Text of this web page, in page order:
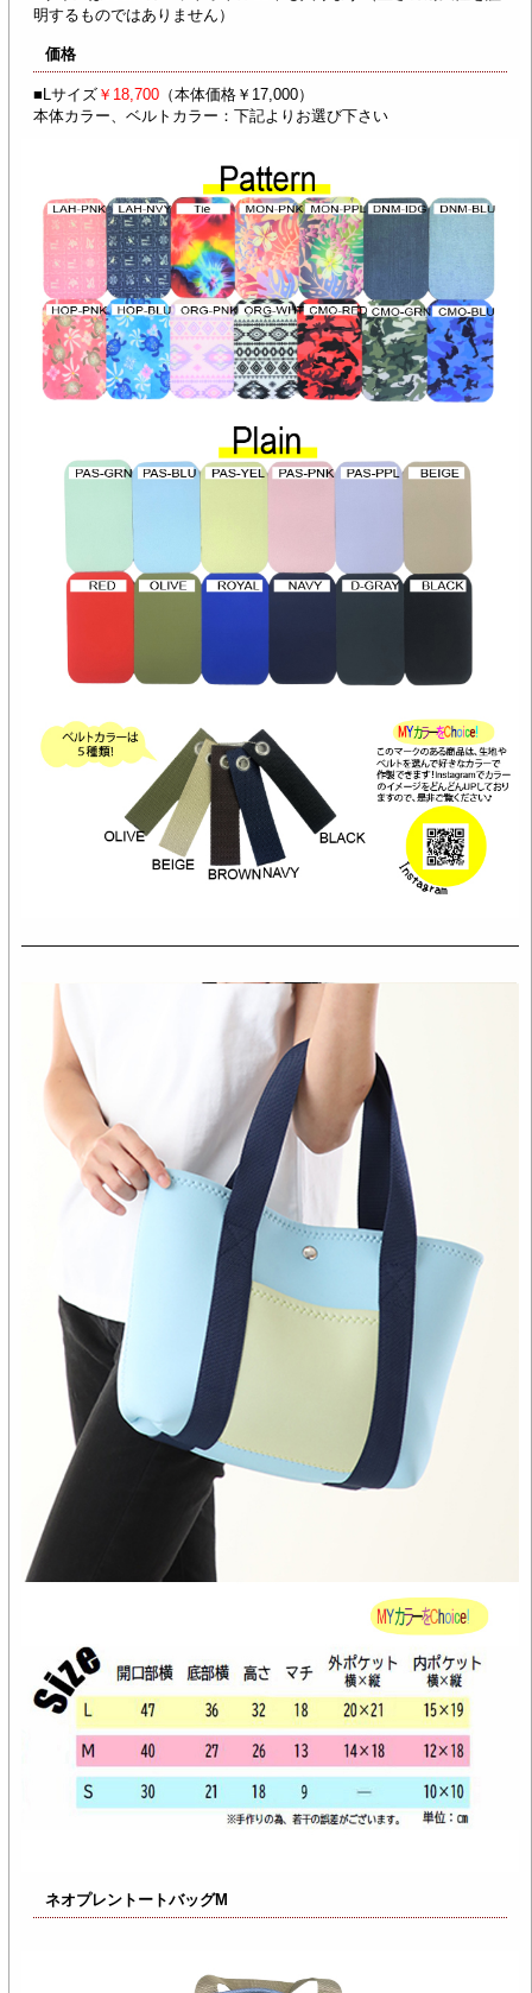
明するものではありません）
価格
■Lサイズ ￥18,700 （本体価格￥17,000）
本体カラー、ベルトカラー：下記よりお選び下さい
ネオプレントートバッグM